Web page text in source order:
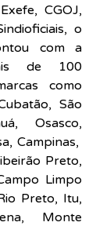
CGOJ,
o
com a
de 100
como
São
Osasco,
Campinas,
Preto,
Limpo
Preto, Itu,
Monte